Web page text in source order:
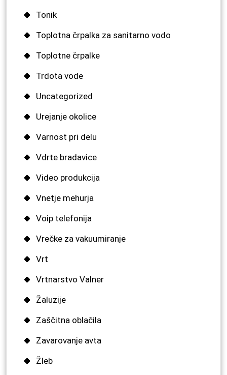
Tonik
Toplotna črpalka za sanitarno vodo
Toplotne črpalke
Trdota vode
Uncategorized
Urejanje okolice
Varnost pri delu
Vdrte bradavice
Video produkcija
Vnetje mehurja
Voip telefonija
Vrečke za vakuumiranje
Vrt
Vrtnarstvo Valner
Žaluzije
Zaščitna oblačila
Zavarovanje avta
Žleb